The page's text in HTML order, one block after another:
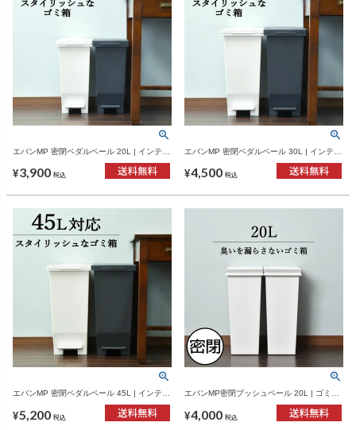
エバンMP 密閉ペダルペール 20L | インテリ
¥3,900 税込
エバンMP 密閉ペダルペール 30L | インテリ
¥4,500 税込
エバンMP 密閉ペダルペール 45L | インテリ
¥5,200 税込
エバンMP密閉プッシュペール 20L | ゴミ
¥4,000 税込